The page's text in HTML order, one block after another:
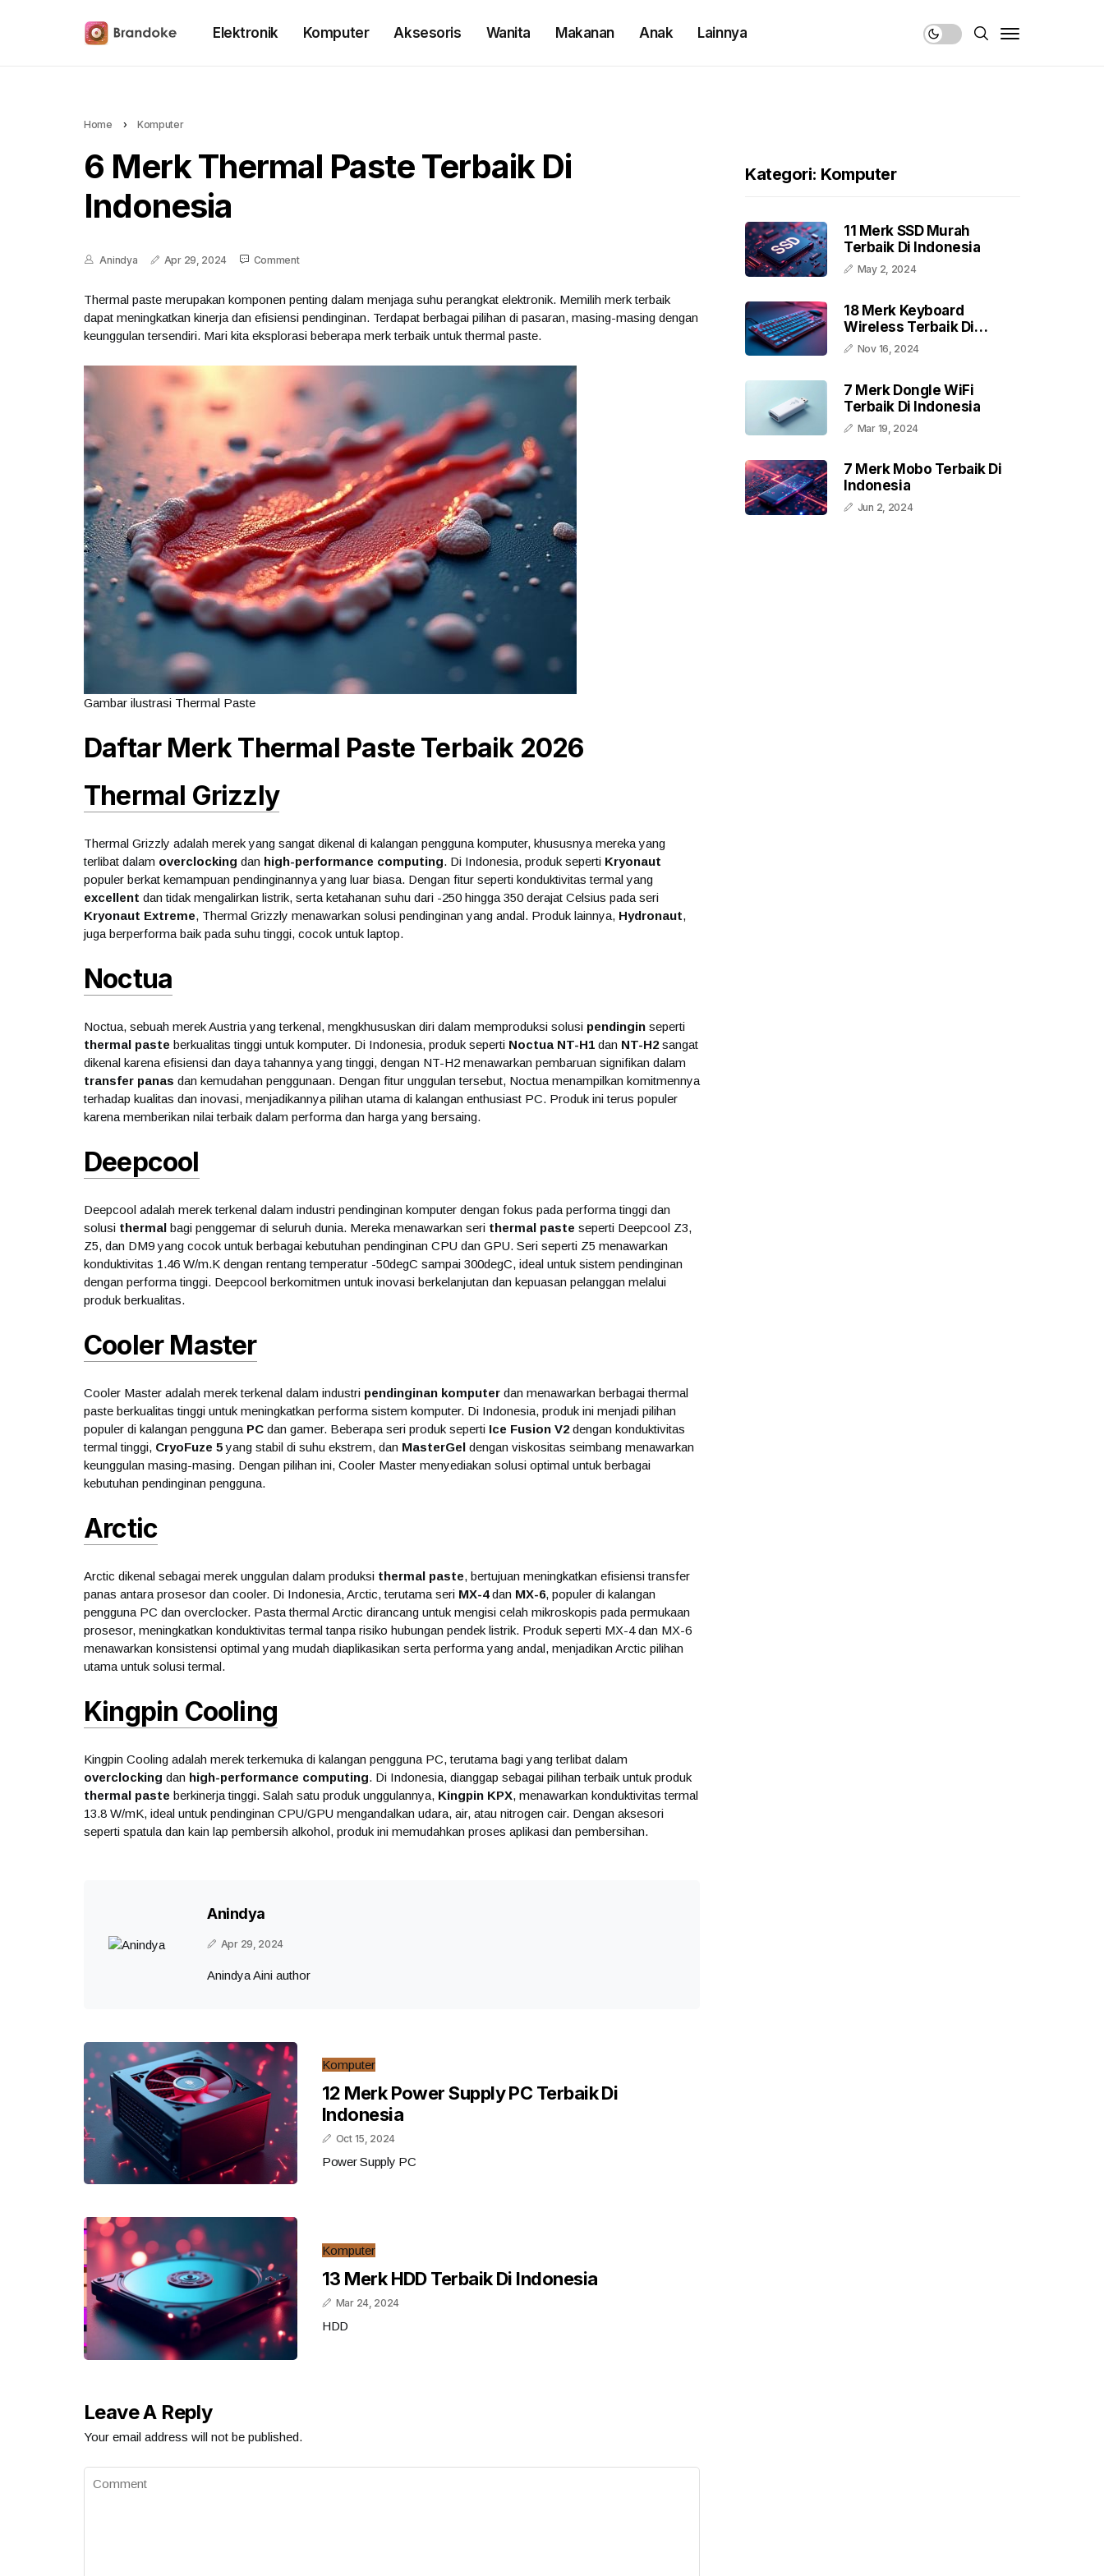
Elektronik Komputer Aksesoris Wanita Makanan Anak Lainnya
Home › Komputer
6 Merk Thermal Paste Terbaik Di
Indonesia
Anindya Apr 29, 2024 Comment
Thermal paste merupakan komponen penting dalam menjaga suhu perangkat elektronik. Memilih merk terbaik
dapat meningkatkan kinerja dan efisiensi pendinginan. Terdapat berbagai pilihan di pasaran, masing-masing dengan
keunggulan tersendiri. Mari kita eksplorasi beberapa merk terbaik untuk thermal paste.
Gambar ilustrasi Thermal Paste
Daftar Merk Thermal Paste Terbaik 2026
Thermal Grizzly
Thermal Grizzly adalah merek yang sangat dikenal di kalangan pengguna komputer, khususnya mereka yang
terlibat dalam overclocking dan high-performance computing. Di Indonesia, produk seperti Kryonaut
populer berkat kemampuan pendinginannya yang luar biasa. Dengan fitur seperti konduktivitas termal yang
excellent dan tidak mengalirkan listrik, serta ketahanan suhu dari -250 hingga 350 derajat Celsius pada seri
Kryonaut Extreme, Thermal Grizzly menawarkan solusi pendinginan yang andal. Produk lainnya, Hydronaut,
juga berperforma baik pada suhu tinggi, cocok untuk laptop.
Noctua
Noctua, sebuah merek Austria yang terkenal, mengkhususkan diri dalam memproduksi solusi pendingin seperti
thermal paste berkualitas tinggi untuk komputer. Di Indonesia, produk seperti Noctua NT-H1 dan NT-H2 sangat
dikenal karena efisiensi dan daya tahannya yang tinggi, dengan NT-H2 menawarkan pembaruan signifikan dalam
transfer panas dan kemudahan penggunaan. Dengan fitur unggulan tersebut, Noctua menampilkan komitmennya
terhadap kualitas dan inovasi, menjadikannya pilihan utama di kalangan enthusiast PC. Produk ini terus populer
karena memberikan nilai terbaik dalam performa dan harga yang bersaing.
Deepcool
Deepcool adalah merek terkenal dalam industri pendinginan komputer dengan fokus pada performa tinggi dan
solusi thermal bagi penggemar di seluruh dunia. Mereka menawarkan seri thermal paste seperti Deepcool Z3,
Z5, dan DM9 yang cocok untuk berbagai kebutuhan pendinginan CPU dan GPU. Seri seperti Z5 menawarkan
konduktivitas 1.46 W/m.K dengan rentang temperatur -50degC sampai 300degC, ideal untuk sistem pendinginan
dengan performa tinggi. Deepcool berkomitmen untuk inovasi berkelanjutan dan kepuasan pelanggan melalui
produk berkualitas.
Cooler Master
Cooler Master adalah merek terkenal dalam industri pendinginan komputer dan menawarkan berbagai thermal
paste berkualitas tinggi untuk meningkatkan performa sistem komputer. Di Indonesia, produk ini menjadi pilihan
populer di kalangan pengguna PC dan gamer. Beberapa seri produk seperti Ice Fusion V2 dengan konduktivitas
termal tinggi, CryoFuze 5yang stabil di suhu ekstrem, dan MasterGel dengan viskositas seimbang menawarkan
keunggulan masing-masing. Dengan pilihan ini, Cooler Master menyediakan solusi optimal untuk berbagai
kebutuhan pendinginan pengguna.
Arctic
Arctic dikenal sebagai merek unggulan dalam produksi thermal paste, bertujuan meningkatkan efisiensi transfer
panas antara prosesor dan cooler. Di Indonesia, Arctic, terutama seri MX-4dan MX-6, populer di kalangan
pengguna PC dan overclocker. Pasta thermal Arctic dirancang untuk mengisi celah mikroskopis pada permukaan
prosesor, meningkatkan konduktivitas termal tanpa risiko hubungan pendek listrik. Produk seperti MX-4 dan MX-6
menawarkan konsistensi optimal yang mudah diaplikasikan serta performa yang andal, menjadikan Arctic pilihan
utama untuk solusi termal.
Kingpin Cooling
Kingpin Cooling adalah merek terkemuka di kalangan pengguna PC, terutama bagi yang terlibat dalam
overclocking dan high-performance computing. Di Indonesia, dianggap sebagai pilihan terbaik untuk produk
thermal paste berkinerja tinggi. Salah satu produk unggulannya, Kingpin KPX, menawarkan konduktivitas termal
13.8 W/mK, ideal untuk pendinginan CPU/GPU mengandalkan udara, air, atau nitrogen cair. Dengan aksesori
seperti spatula dan kain lap pembersih alkohol, produk ini memudahkan proses aplikasi dan pembersihan.
Anindya
Apr 29, 2024
Anindya Aini author
Komputer
12 Merk Power Supply PC Terbaik Di
Indonesia
Oct 15, 2024
Power Supply PC
Komputer
13 Merk HDD Terbaik Di Indonesia
Mar 24, 2024
HDD
Leave A Reply
Your email address will not be published.
Kategori: Komputer
11 Merk SSD Murah
Terbaik Di Indonesia
May 2, 2024
18 Merk Keyboard
Wireless Terbaik Di
Indonesia
Nov 16, 2024
7 Merk Dongle WiFi
Terbaik Di Indonesia
Mar 19, 2024
7 Merk Mobo Terbaik Di
Indonesia
Jun 2, 2024